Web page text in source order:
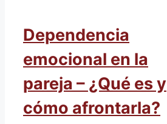
Dependencia
emocional en la
pareja – ¿Qué es y
cómo afrontarla?